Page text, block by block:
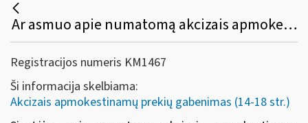
Ar asmuo apie numatomą akcizais apmokestinamų prekių, kurioms netaikomas akcizų mokėjimo laikino atidėjimo režimas, siuntimą į kitą ES valstybę narę / gavimą iš kitos ES valstybės narės komerciniams tikslams, turi informuoti VMI?
Registracijos numeris KM1467
Ši informacija skelbiama:
Akcizais apmokestinamų prekių gabenimas (14-18 str.)